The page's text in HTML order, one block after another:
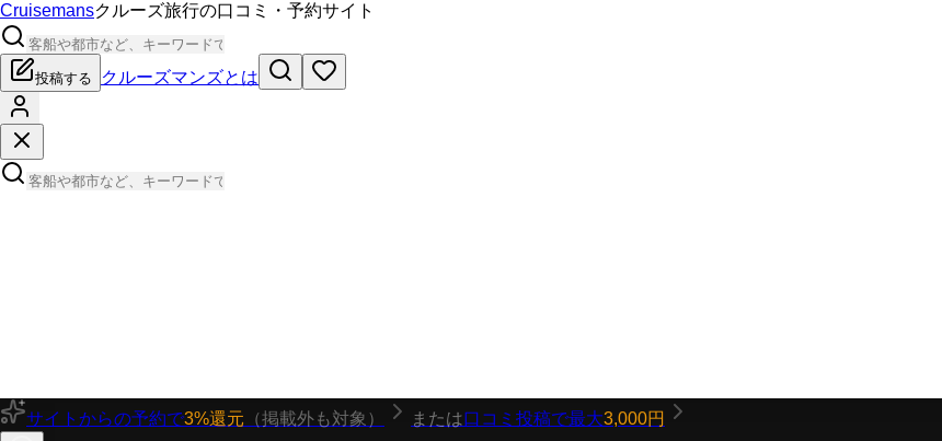
Cruisemansクルーズ旅行の口コミ・予約サイト
投稿する クルーズマンズとは
サイトからの予約で3%還元 （掲載外も対象） または口コミ投稿で最大3,000円